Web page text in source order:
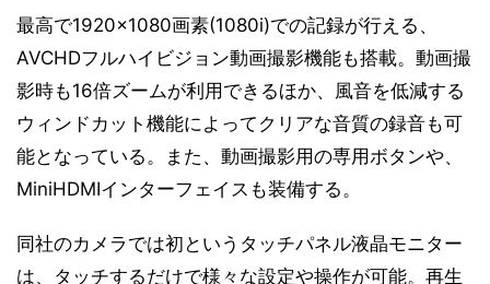
最高で1920×1080画素(1080i)での記録が行える、
AVCHDフルハイビジョン動画撮影機能も搭載。動画撮
影時も16倍ズームが利用できるほか、風音を低減する
ウィンドカット機能によってクリアな音質の録音も可
能となっている。また、動画撮影用の専用ボタンや、
MiniHDMIインターフェイスも装備する。
同社のカメラでは初というタッチパネル液晶モニター
は、タッチするだけで様々な設定や操作が可能。再生